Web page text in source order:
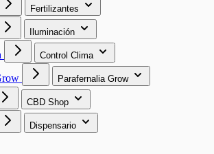
Fertilizantes
Iluminación
Control Clima
Parafernalia Grow
CBD Shop
Dispensario